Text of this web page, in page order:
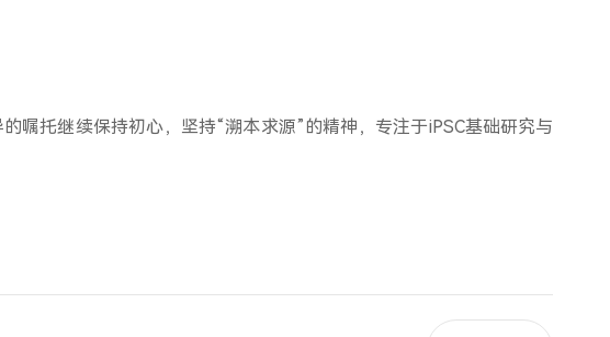
嘱托继续保持初心，坚持“溯本求源”的精神，专注于iPSC基础研究与